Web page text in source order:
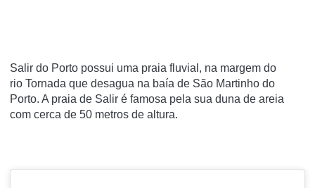
Salir do Porto possui uma praia fluvial, na margem do
rio Tornada que desagua na baía de São Martinho do
Porto. A praia de Salir é famosa pela sua duna de areia
com cerca de 50 metros de altura.